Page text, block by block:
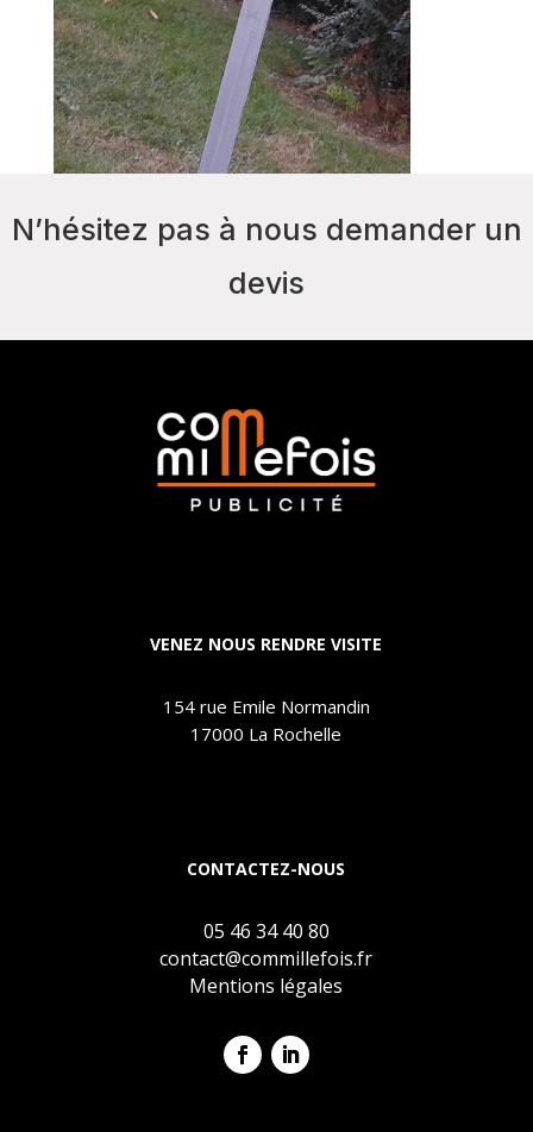
N’hésitez pas à nous demander un
devis
VENEZ NOUS RENDRE VISITE
154 rue Emile Normandin
17000 La Rochelle
CONTACTEZ-NOUS
05 46 34 40 80
contact@commillefois.fr
Mentions légales